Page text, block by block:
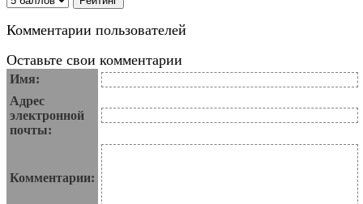
Комментарии пользователей
Оставьте свои комментарии
Имя:
Адрес
электронной
почты:
Комментарии: